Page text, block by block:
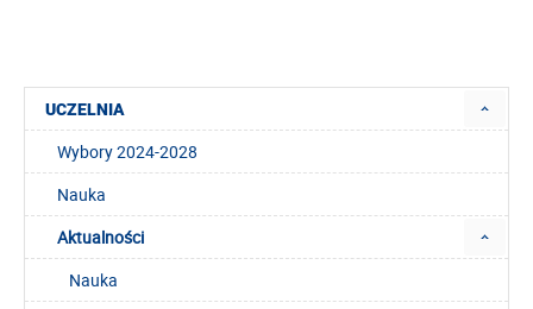
UCZELNIA
Wybory 2024-2028
Nauka
Aktualności
Nauka